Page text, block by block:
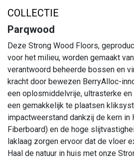
COLLECTIE
Parqwood
Deze Strong Wood Floors,
voor het milieu, worden gemaakt
verantwoord beheerde bossen en
kracht door bewezen BerryAlloc-
een oplosmiddelvrije, ultrasterke
een gemakkelijk te plaatsen
impactweerstand dankzij de kern in
Fiberboard) en de hoge
laklaag zorgen ervoor dat de vloer
Haal de natuur in huis met onze